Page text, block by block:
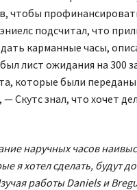
чтобы
подсчитал, что
карманные часы,
лист ожидания на 300
которые были
Скутс знал, что хочет
наручных часов
я хотел сделать, будут
работы Daniels и